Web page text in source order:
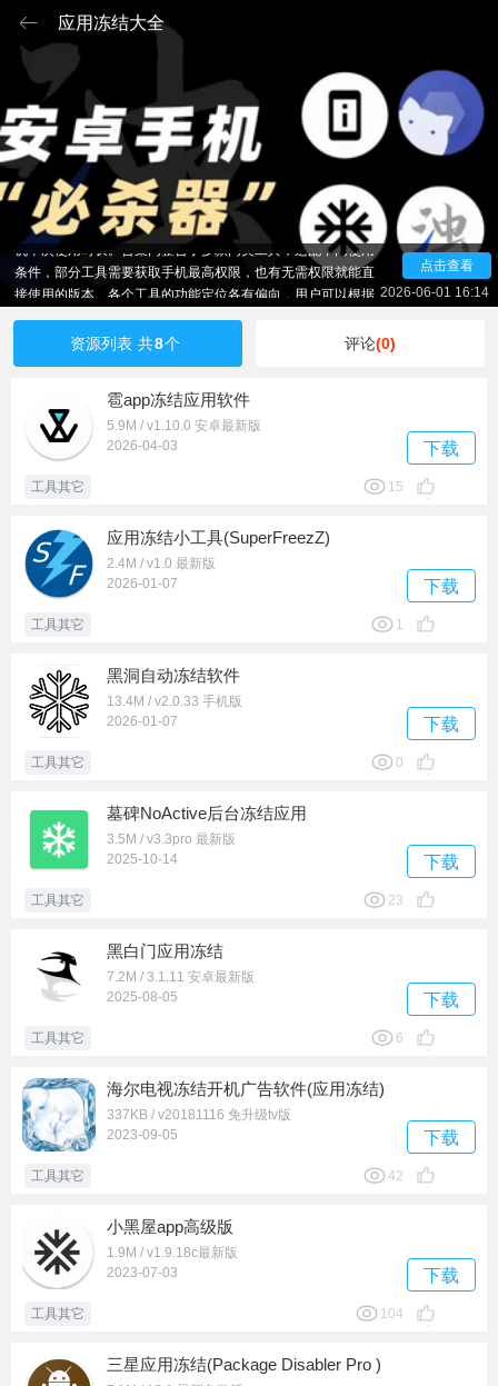
应用冻结大全
应用冻结大全工具合集面向热衷折腾手机的用户群体，核
心作用是管控手机里的各类程序。它可以对指定应用进行暂停
处理，阻止程序在后台私自运转，以此释放设备运行空间，同
时降低电量消耗，让整机运行变得更为流畅，也能有效延长手
机单次使用时长。合集内整合了多款同类工具，适配不同使用
条件，部分工具需要获取手机最高权限，也有无需权限就能直
接使用的版本。各个工具的功能定位各有偏向，用户可以根据
自身设备情况和实际使用诉求灵活挑选。整体实用性突出，是
优化手机状态、改善续航与运行表现的得力工具，很适合想要
深度打理手机后台、提升设备使用体验的用户选用。
点击查看
2026-06-01 16:14
资源列表 共8个 评论(0)
雹app冻结应用软件
5.9M / v1.10.0 安卓最新版
2026-04-03
下载
工具其它 15
应用冻结小工具(SuperFreezZ)
2.4M / v1.0 最新版
2026-01-07
下载
工具其它 1
黑洞自动冻结软件
13.4M / v2.0.33 手机版
2026-01-07
下载
工具其它 0
墓碑NoActive后台冻结应用
3.5M / v3.3pro 最新版
2025-10-14
下载
工具其它 23
黑白门应用冻结
7.2M / 3.1.11 安卓最新版
2025-08-05
下载
工具其它 6
海尔电视冻结开机广告软件(应用冻结)
337KB / v20181116 免升级tv版
2023-09-05
下载
工具其它 42
小黑屋app高级版
1.9M / v1.9.18c最新版
2023-07-03
下载
工具其它 104
三星应用冻结(Package Disabler Pro )